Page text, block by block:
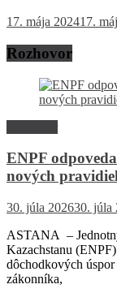
17. mája 202417.
Rozhovor
ENPF
nových
30. júla 202630. júla
ASTANA –
Kazachstanu
dôchodkových
zákonníka,